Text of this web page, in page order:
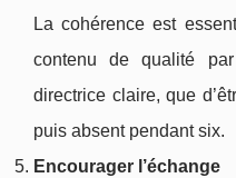
La cohérence est
contenu de qualité
directrice claire, que
puis absent pendant six.
Encourager l’échange